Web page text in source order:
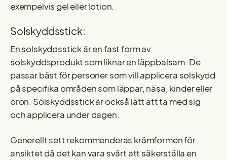
exempelvis gel eller lotion.
Solskyddsstick:
En solskyddsstick är en fast form av
solskyddsprodukt som liknar en läppbalsam. De
passar bäst för personer som vill applicera solskydd
på specifika områden som läppar, näsa, kinder eller
öron. Solskyddsstick är också lätt att ta med sig
och applicera under dagen.
Generellt sett rekommenderas krämformen för
ansiktet då det kan vara svårt att säkerställa en